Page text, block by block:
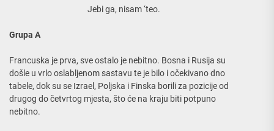
Jebi ga, nisam ‘teo.
Grupa A
Francuska je prva, sve ostalo je nebitno. Bosna i Rusija su
došle u vrlo oslabljenom sastavu te je bilo i očekivano dno
tabele, dok su se Izrael, Poljska i Finska borili za pozicije od
drugog do četvrtog mjesta, što će na kraju biti potpuno
nebitno.